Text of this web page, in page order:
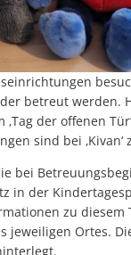
betreut werden.
‚Tag der offenen
sind bei ‚Kivan‘
bei
in der
zu
jeweiligen Ortes.